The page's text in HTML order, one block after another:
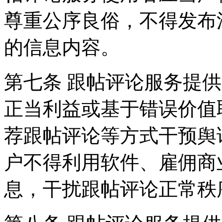
尊重公序良俗，不得发
的信息内容。
第七条 跟帖评论服务提
正当利益或基于错误价
荐跟帖评论等方式干预
户不得利用软件、雇佣
息，干扰跟帖评论正常